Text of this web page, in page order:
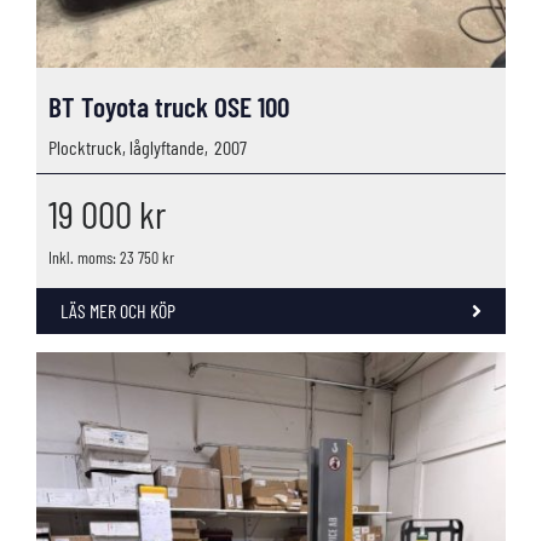
BT Toyota truck OSE 100
Plocktruck, låglyftande, 2007
19 000 kr
Inkl. moms: 23 750 kr
LÄS MER OCH KÖP